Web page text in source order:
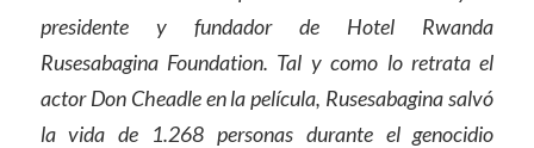
presidente y fundador de Hotel Rwanda
Rusesabagina Foundation. Tal y como lo retrata el
actor Don Cheadle en la película, Rusesabagina salvó
la vida de 1.268 personas durante el genocidio